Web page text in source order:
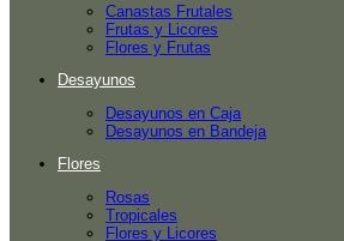
Canastas Frutales
Frutas y Licores
Flores y Frutas
Desayunos
Desayunos en Caja
Desayunos en Bandeja
Flores
Rosas
Tropicales
Flores y Licores